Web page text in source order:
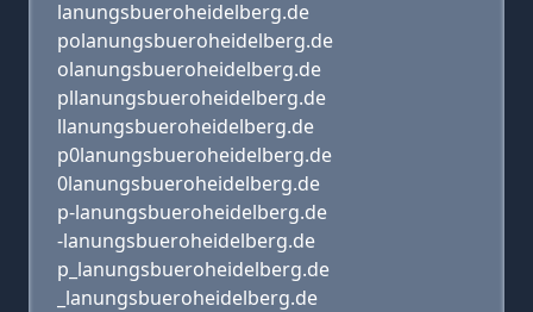
lanungsbueroheidelberg.de
polanungsbueroheidelberg.de
olanungsbueroheidelberg.de
pllanungsbueroheidelberg.de
llanungsbueroheidelberg.de
p0lanungsbueroheidelberg.de
0lanungsbueroheidelberg.de
p-lanungsbueroheidelberg.de
-lanungsbueroheidelberg.de
p_lanungsbueroheidelberg.de
_lanungsbueroheidelberg.de